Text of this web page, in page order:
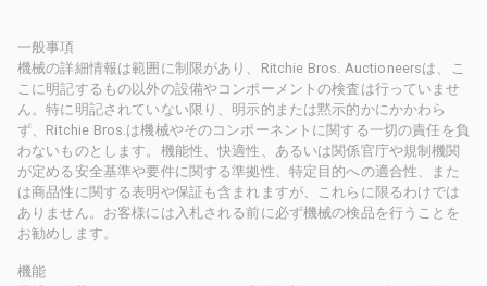
一般事項
機械の詳細情報は範囲に制限があり、Ritchie Bros. Auctioneersは、こ
こに明記するもの以外の設備やコンポーメントの検査は行っていませ
ん。特に明記されていない限り、明示的または黙示的かにかかわら
ず、Ritchie Bros.は機械やそのコンポーネントに関する一切の責任を負
わないものとします。機能性、快適性、あるいは関係官庁や規制機関
が定める安全基準や要件に関する準拠性、特定目的への適合性、また
は商品性に関する表明や保証も含まれますが、これらに限るわけでは
ありません。お客様には入札される前に必ず機械の検品を行うことを
お勧めします。
機能